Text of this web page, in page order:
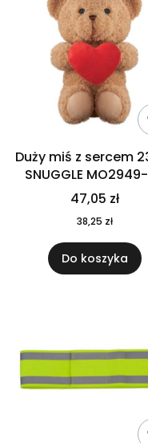
Duży miś z sercem
SNUGGLE
47,05 zł
38,25 zł
Do koszyka